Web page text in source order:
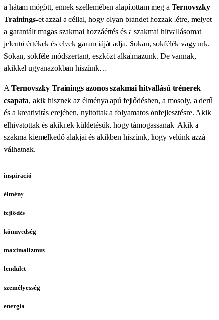
a hátam mögött, ennek szellemében alapítottam meg a Ternovszky
Trainings-et azzal a céllal, hogy olyan brandet hozzak létre, melyet
a garantált magas szakmai hozzáértés és a szakmai hitvallásomat
jelentő értékek és elvek garanciáját adja. Sokan, sokfélék vagyunk.
Sokan, sokféle módszertant, eszközt alkalmazunk. De vannak,
akikkel ugyanazokban hiszünk…
A Ternovszky Trainings azonos szakmai hitvallású trénerek
csapata, akik hisznek az élményalapú fejlődésben, a mosoly, a derű
és a kreativitás erejében, nyitottak a folyamatos önfejlesztésre. Akik
elhivatottak és akiknek küldetésük, hogy támogassanak. Akik a
szakma kiemelkedő alakjai és akikben hiszünk, hogy velünk azzá
válhatnak.
inspiráció
élmény
fejlődés
könnyedség
maximalizmus
lendület
személyesség
energia